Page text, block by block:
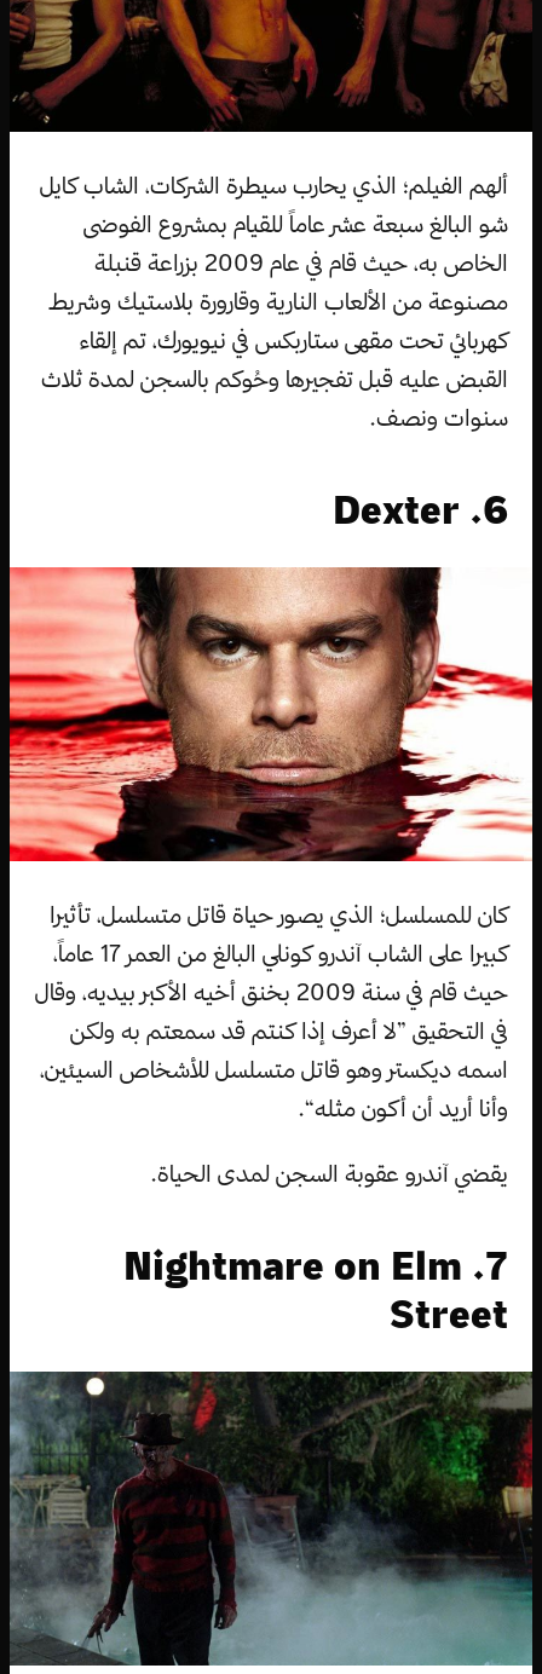
ألهم الفيلم؛ الذي يحارب سيطرة الشركات، الشاب كايل
شو البالغ سبعة عشر عاماً للقيام بمشروع الفوضى
الخاص به، حيث قام في عام 2009 بزراعة قنبلة
مصنوعة من الألعاب النارية وقارورة بلاستيك وشريط
كهربائي تحت مقهى ستاربكس في نيويورك، تم إلقاء
القبض عليه قبل تفجيرها وحُوكم بالسجن لمدة ثلاث
سنوات ونصف.
6. Dexter
كان للمسلسل؛ الذي يصور حياة قاتل متسلسل، تأثيرا
كبيرا على الشاب آندرو كونلي البالغ من العمر 17 عاماً،
حيث قام في سنة 2009 بخنق أخيه الأكبر بيديه، وقال
في التحقيق ”لا أعرف إذا كنتم قد سمعتم به ولكن
اسمه ديكستر وهو قاتل متسلسل للأشخاص السيئين،
وأنا أريد أن أكون مثله“.
يقضي آندرو عقوبة السجن لمدى الحياة.
7. Nightmare on Elm
Street